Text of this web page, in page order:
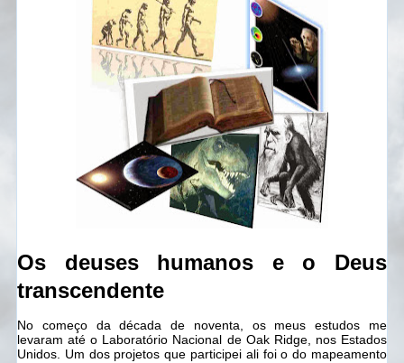
Os deuses humanos e o Deus
transcendente
No começo da década de noventa, os meus estudos me
levaram até o Laboratório Nacional de Oak Ridge, nos Estados
Unidos. Um dos projetos que participei ali foi o do mapeamento